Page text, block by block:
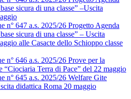
sicura di una classe” –Uscita
n° 647 a.s. 2025/26 Progetto Agenda
sicura di una classe” – Uscita
alle Casacte dello Schioppo classe
n° 646 a.s. 2025/26 Prove per la
“Ciociaria Terra di Pace” del 22 maggio
n° 645 a.s. 2025/26 Welfare Gite
didattica Roma 20 maggio